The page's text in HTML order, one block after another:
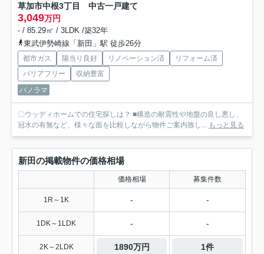
草加市中根3丁目 中古一戸建て
3,049万円
- / 85.29㎡ / 3LDK /築32年
東武伊勢崎線「新田」駅 徒歩26分
都市ガス 陽当り良好 リノベーション済
リフォーム済
バリアフリー
収納豊富
パノラマ
〇ウッディホームでの住宅探しは？ ■構造の耐震性や地盤の良し悪し、
冠水の有無など、様々な面を比較しながら物件ご案内致し...
もっと見る
新田の掲載物件の価格相場
価格相場 募集件数
1R～1K - -
1DK～1LDK - -
2K～2LDK 1890万円 1件